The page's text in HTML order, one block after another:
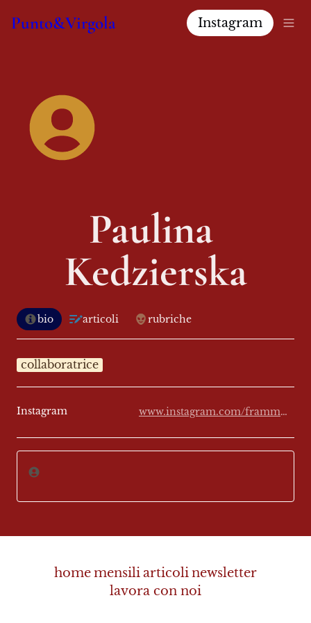
Punto&Virgola Instagram
Paulina
Kedzierska
bio articoli rubriche
collaboratrice
Instagram www.instagram.com/frammenti_d.archivio
homemensiliarticolinewsletter
lavora con noi